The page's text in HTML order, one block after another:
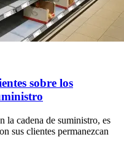
sobre los
la cadena de suministro, es
sus clientes permanezcan